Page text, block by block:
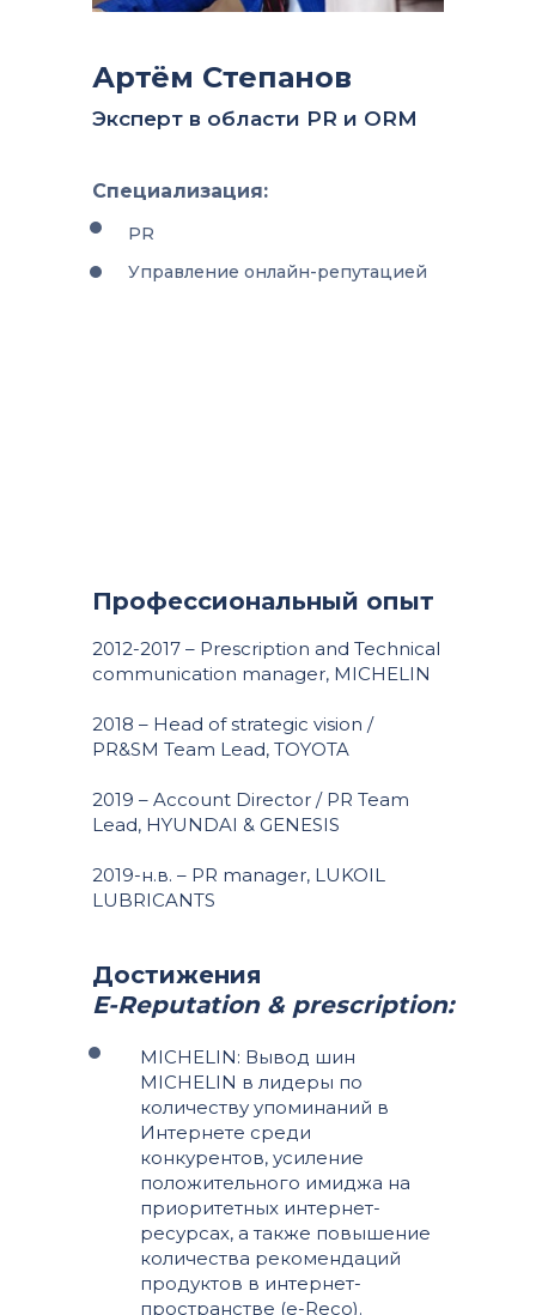
Профессиональный опыт
2012-2017 – Prescription and Technical
communication manager, MICHELIN
2018 – Head of strategic vision /
PR&SM Team Lead, TOYOTA
2019 – Account Director / PR Team
Lead, HYUNDAI & GENESIS
2019-н.в. – PR manager, LUKOIL
LUBRICANTS
Достижения
E-Reputation & prescription:
MICHELIN: Вывод шин
MICHELIN в лидеры по
количеству упоминаний в
Интернете среди
конкурентов, усиление
положительного имиджа на
приоритетных интернет-
ресурсах, а также повышение
количества рекомендаций
продуктов в интернет-
пространстве (e-Reco).
Артём Степанов
Эксперт в области PR и ORM
Специализация:
PR
Управление онлайн-репутацией